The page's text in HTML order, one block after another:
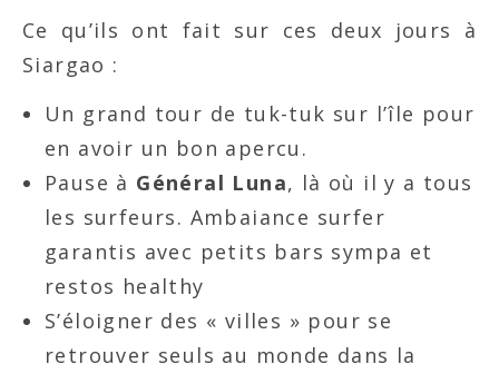
Ce qu’ils ont fait sur ces deux jours à
Siargao :
Un grand tour de tuk-tuk sur l’île pour
en avoir un bon apercu.
Pause à Général Luna, là où il y a tous
les surfeurs. Ambaiance surfer
garantis avec petits bars sympa et
restos healthy
S’éloigner des « villes » pour se
retrouver seuls au monde dans la